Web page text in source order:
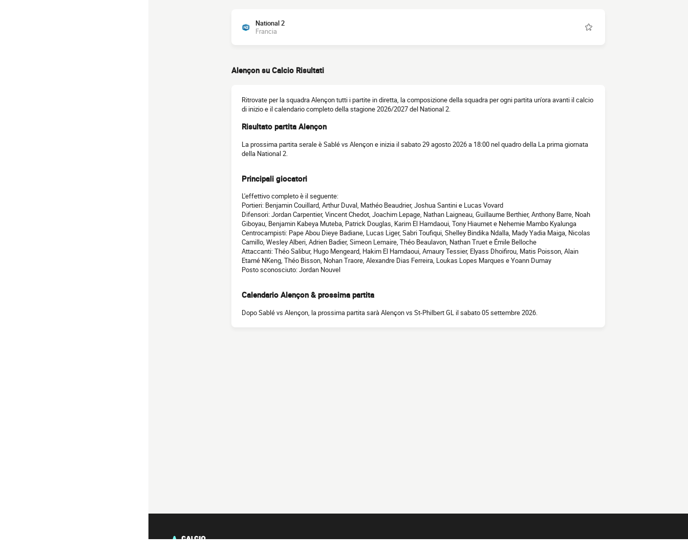
National 2
Francia
Alençon su Calcio Risultati
Ritrovate per la squadra Alençon tutti i partite in diretta, la composizione della squadra per ogni partita un'ora avanti il calcio
di inizio e il calendario completo della stagione 2026/2027 del National 2.
Risultato partita Alençon
La prossima partita serale è Sablé vs Alençon e inizia il sabato 29 agosto 2026 a 18:00 nel quadro della La prima giornata
della National 2.
Principali giocatori
L'effettivo completo è il seguente:
Portieri: Benjamin Couillard, Arthur Duval, Mathéo Beaudrier, Joshua Santini e Lucas Vovard
Difensori: Jordan Carpentier, Vincent Chedot, Joachim Lepage, Nathan Laigneau, Guillaume Berthier, Anthony Barre, Noah
Giboyau, Benjamin Kabeya Muteba, Patrick Douglas, Karim El Hamdaoui, Tony Hiaumet e Nehemie Mambo Kyalunga
Centrocampisti: Pape Abou Dieye Badiane, Lucas Liger, Sabri Toufiqui, Shelley Bindika Ndalla, Mady Yadia Maiga, Nicolas
Camillo, Wesley Alberi, Adrien Badier, Simeon Lemaire, Théo Beaulavon, Nathan Truet e Émile Belloche
Attaccanti: Théo Salibur, Hugo Mengeard, Hakim El Hamdaoui, Amaury Tessier, Elyass Dhoifirou, Matis Poisson, Alain
Etamé NKeng, Théo Bisson, Nohan Traore, Alexandre Dias Ferreira, Loukas Lopes Marques e Yoann Dumay
Posto sconosciuto: Jordan Nouvel
Calendario Alençon & prossima partita
Dopo Sablé vs Alençon, la prossima partita sarà Alençon vs St-Philbert GL il sabato 05 settembre 2026.